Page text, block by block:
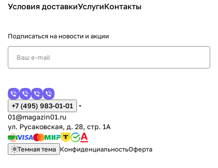
Условия доставкиУслугиКонтакты
Подписаться на новости и акции
+7 (495) 983-01-01
01@magazin01.ru
ул. Русаковская, д. 28, стр. 1А
Темная тема КонфиденциальностьОферта